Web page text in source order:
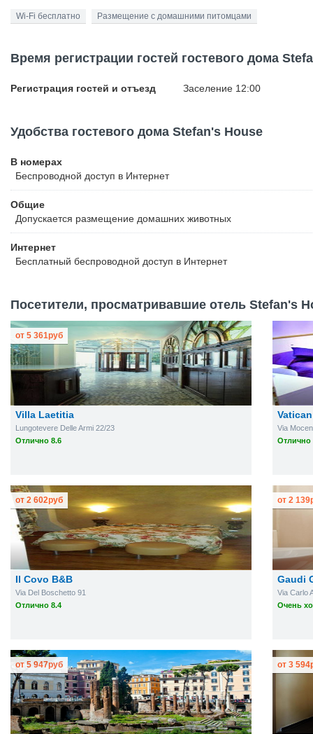
Wi-Fi бесплатно Размещение с домашними питомцами
Время регистрации гостей гостевого дома
Регистрация гостей и отъезд Заселение 12:00
Удобства гостевого дома Stefan's House
В номерах
Беспроводной доступ в Интернет
Общие
Допускается размещение домашних животных
Интернет
Бесплатный беспроводной доступ в Интернет
Посетители, просматривавшие отель Stefan's
Villa Laetitia
Lungotevere Delle Armi 22/23
Отлично 8.6
от 5 361руб
Via
Отлично
Il Covo B&B
Via Del Boschetto 91
Отлично 8.4
от 2 602руб
Gaudi
Via Carlo
Очень
от 2 139
от 5 947руб от 3 594